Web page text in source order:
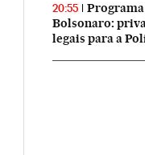
20:55
Bolsonaro:
legais para a